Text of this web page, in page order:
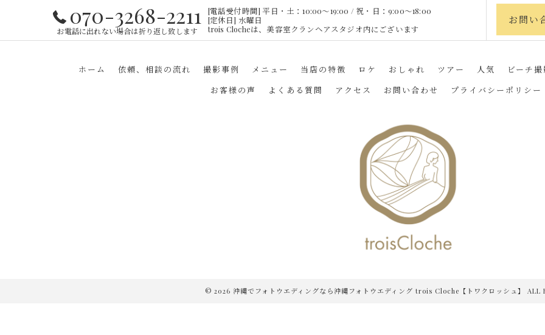
070-3268-2211
お電話に出れない場合は折り返し致します
[電話受付時間] 平日・土：10:00〜19:00 / 祝・日：9:00〜18:00
[定休日] 水曜日
trois Clocheは、美容室クランヘアスタジオ内にございます
お問い
ホーム 依頼、相談の流れ 撮影事例 メニュー 当店の特徴 ロケ おしゃれ ツアー 人気 ビーチ撮
お客様の声
よくある質問 アクセス お問い合わせ プライバシーポリシー
© 2026 沖縄でフォトウエディングなら沖縄フォトウエディング trois Cloche【トワクロッシュ】 ALL